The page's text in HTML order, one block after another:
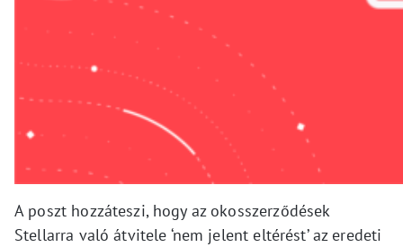
A poszt hozzáteszi, hogy az okosszerződések
Stellarra való átvitele ‘nem jelent eltérést’ az eredeti